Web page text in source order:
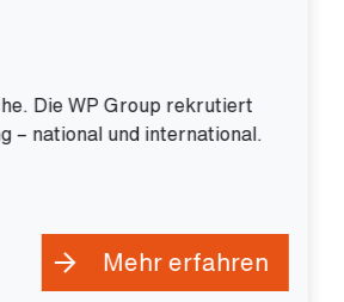
Die WP Group rekrutiert
– national und international.
Mehr erfahren